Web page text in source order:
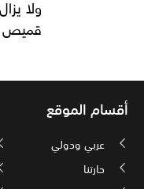
قميص ريال مدريد
أقسام الموقع
عربي ودولي
حارتنا